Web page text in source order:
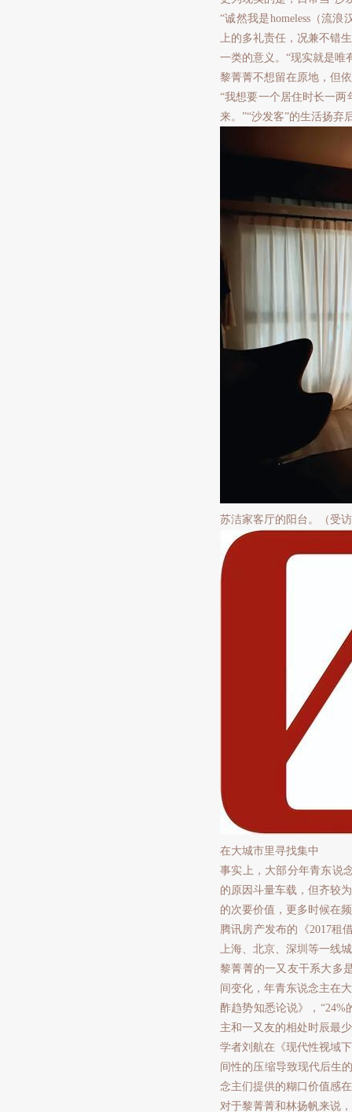
“诚然我是homeless（流浪
上的多礼责任，况兼不错
一类的意义。“现实就是唯
黎菁菁不想留在原地，但
“我想要一个居住时长一
来。”“沙发客”的生活扬弃
苏洁家客厅的阳台。（受
在大城市里寻找集中
事实上，大部分年青东说
的原因斗量车载，但齐较
的次要价值，更多时候在
腾讯房产发布的《2017租
上海、北京、深圳等一线
黎菁菁的一又友干系大多
间变化，年青东说念主在
酢趋势知悉论说》，
主和一又友的相处时辰最
学者刘航在《现代性视域
间性的压缩导致现代后生
念主们提供的糊口价值感
对于黎菁菁和林扬帆来说